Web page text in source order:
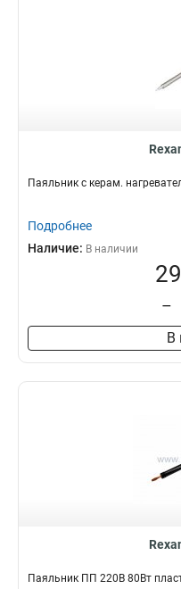
Паяльник с керам.
Подробнее
Наличие: В наличии
–
В
Паяльник ПП 220В 80Вт